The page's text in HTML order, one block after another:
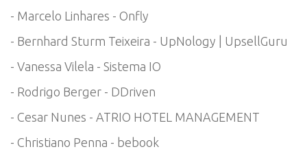
- Marcelo Linhares - Onfly
- Bernhard Sturm Teixeira - UpNology | UpsellGuru
- Vanessa Vilela - Sistema IO
- Rodrigo Berger - DDriven
- Cesar Nunes - ATRIO HOTEL MANAGEMENT
- Christiano Penna - bebook